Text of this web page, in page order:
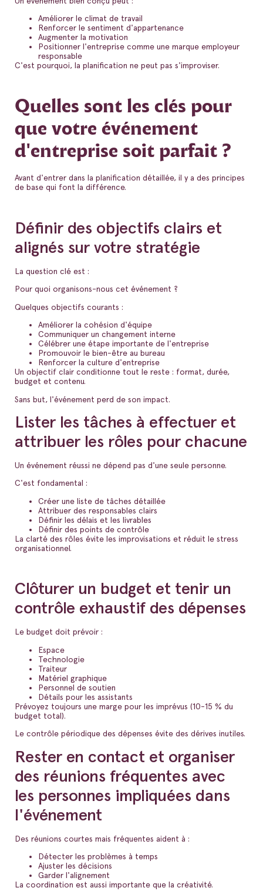
Améliorer le climat de travail
Renforcer le sentiment d'appartenance
Augmenter la motivation
Positionner l'entreprise comme une marque employeur
responsable
C'est pourquoi, la planification ne peut pas s'improviser.
Quelles sont les clés pour
que votre événement
d'entreprise soit parfait ?
Avant d'entrer dans la planification détaillée, il y a des principes
de base qui font la différence.
Définir des objectifs clairs et
alignés sur votre stratégie
La question clé est :
Pour quoi organisons-nous cet événement ?
Quelques objectifs courants :
Améliorer la cohésion d'équipe
Communiquer un changement interne
Célébrer une étape importante de l'entreprise
Promouvoir le bien-être au bureau
Renforcer la culture d'entreprise
Un objectif clair conditionne tout le reste : format, durée,
budget et contenu.
Sans but, l'événement perd de son impact.
Lister les tâches à effectuer et
attribuer les rôles pour chacune
Un événement réussi ne dépend pas d'une seule personne.
C'est fondamental :
Créer une liste de tâches détaillée
Attribuer des responsables clairs
Définir les délais et les livrables
Définir des points de contrôle
La clarté des rôles évite les improvisations et réduit le stress
organisationnel.
Clôturer un budget et tenir un
contrôle exhaustif des dépenses
Le budget doit prévoir :
Espace
Technologie
Traiteur
Matériel graphique
Personnel de soutien
Détails pour les assistants
Prévoyez toujours une marge pour les imprévus (10-15 % du
budget total).
Le contrôle périodique des dépenses évite des dérives inutiles.
Rester en contact et organiser
des réunions fréquentes avec
les personnes impliquées dans
l'événement
Des réunions courtes mais fréquentes aident à :
Détecter les problèmes à temps
Ajuster les décisions
Garder l'alignement
La coordination est aussi importante que la créativité.